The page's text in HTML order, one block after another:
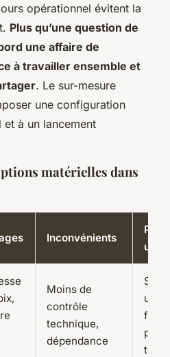
opérationnel évitent la
Plus qu’une question de
une affaire de
à travailler ensemble et
. Le sur-mesure
une configuration
à un lancement
matérielles dans
Inconvénients
Moins de
contrôle
technique,
dépendance